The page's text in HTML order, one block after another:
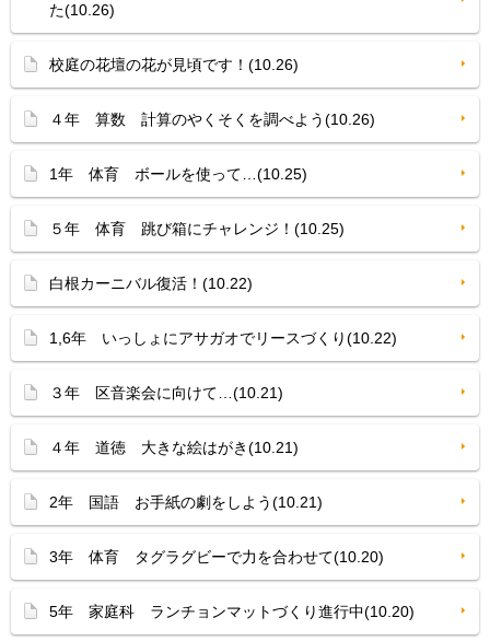
た(10.26)
校庭の花壇の花が見頃です！(10.26)
４年 算数 計算のやくそくを調べよう(10.26)
1年 体育 ボールを使って…(10.25)
５年 体育 跳び箱にチャレンジ！(10.25)
白根カーニバル復活！(10.22)
1,6年 いっしょにアサガオでリースづくり(10.22)
３年 区音楽会に向けて…(10.21)
４年 道徳 大きな絵はがき(10.21)
2年 国語 お手紙の劇をしよう(10.21)
3年 体育 タグラグビーで力を合わせて(10.20)
5年 家庭科 ランチョンマットづくり進行中(10.20)